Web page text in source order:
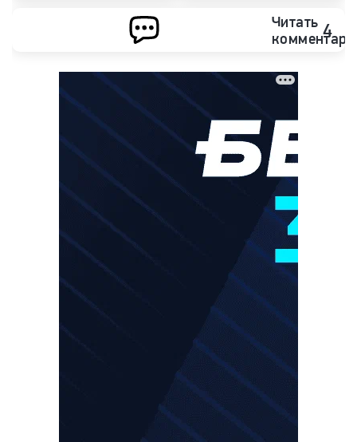
Читать 4